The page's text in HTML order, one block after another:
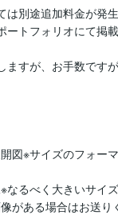
別途追加料金が発
ートフォリオにて掲
すが、お手数です
図※サイズのフォー
るべく大きいサイ
がある場合はお送り